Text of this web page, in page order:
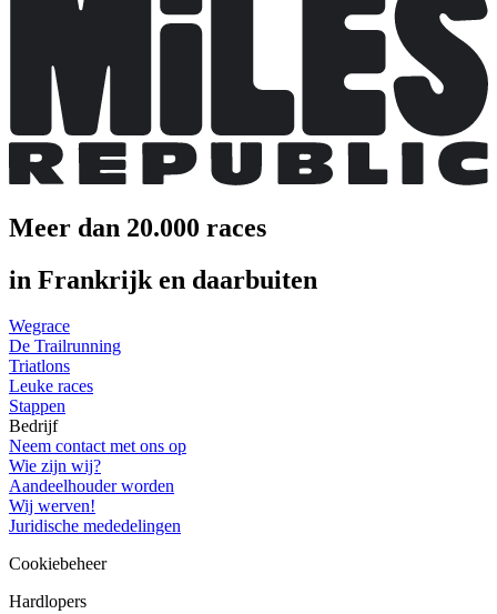
Meer dan 20.000 races
in Frankrijk en daarbuiten
Wegrace
De Trailrunning
Triatlons
Leuke races
Stappen
Bedrijf
Neem contact met ons op
Wie zijn wij?
Aandeelhouder worden
Wij werven!
Juridische mededelingen
Cookiebeheer
Hardlopers